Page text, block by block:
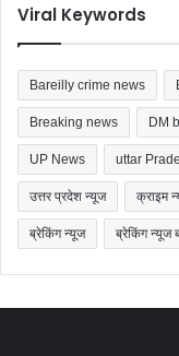
Viral Keywords
Bareilly crime news
Breaking news DM
UP News uttar
उत्तर प्रदेश न्यूज क्राइम
ब्रेकिंग न्यूज ब्रेकिंग न्यूज